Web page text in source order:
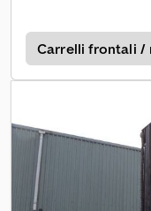
Carrelli frontali /